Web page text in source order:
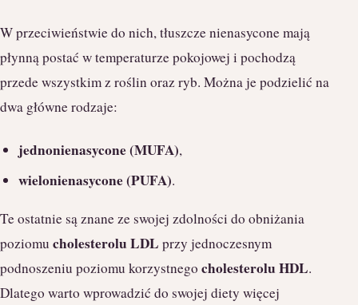
W przeciwieństwie do nich, tłuszcze nienasycone mają
płynną postać w temperaturze pokojowej i pochodzą
przede wszystkim z roślin oraz ryb. Można je podzielić na
dwa główne rodzaje:
jednonienasycone (MUFA),
wielonienasycone (PUFA).
Te ostatnie są znane ze swojej zdolności do obniżania
poziomu cholesterolu LDL przy jednoczesnym
podnoszeniu poziomu korzystnego cholesterolu HDL.
Dlatego warto wprowadzić do swojej diety więcej